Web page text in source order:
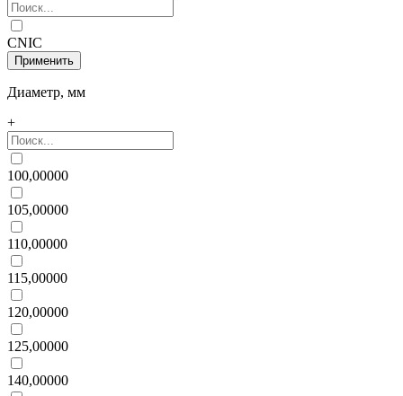
CNIC
Диаметр, мм
+
100,00000
105,00000
110,00000
115,00000
120,00000
125,00000
140,00000